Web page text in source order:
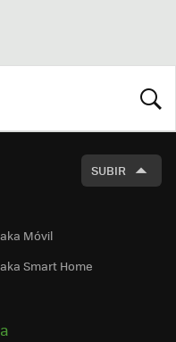
SUBIR
Móvil
Smart Home